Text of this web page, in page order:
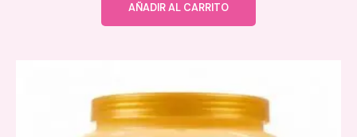
AÑADIR AL CARRITO